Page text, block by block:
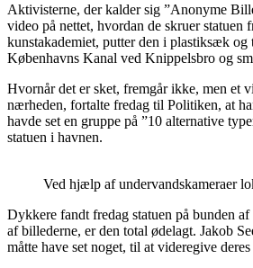
Aktivisterne, der kalder sig ”Anonyme
video på nettet, hvordan de skruer statuen
kunstakademiet, putter den i plastiksæk og
Københavns Kanal ved Knippelsbro og
Hvornår det er sket, fremgår ikke, men et
nærheden, fortalte fredag til Politiken, at
havde set en gruppe på ”10 alternative
statuen i havnen.
Ved hjælp af undervandskameraer
Dykkere fandt fredag statuen på bunden
af billederne, er den total ødelagt. Jakob
måtte have set noget, til at videregive